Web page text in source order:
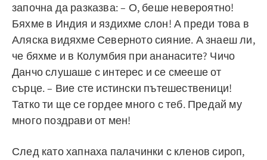
започна да разказва: – О, беше невероятно!
Бяхме в Индия и яздихме слон! А преди това в
Аляска видяхме Северното сияние. А знаеш ли,
че бяхме и в Колумбия при ананасите? Чичо
Данчо слушаше с интерес и се смееше от
сърце. – Вие сте истински пътешественици!
Татко ти ще се гордее много с теб. Предай му
много поздрави от мен!
След като хапнаха палачинки с кленов сироп,